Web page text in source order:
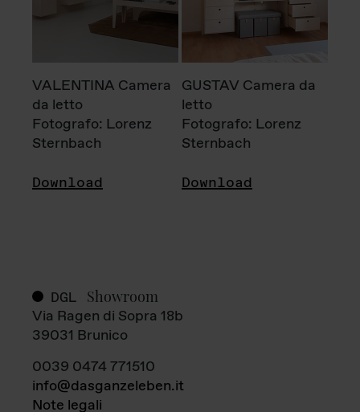
VALENTINA Camera
da letto
Fotografo: Lorenz
Sternbach
Download
GUSTAV Camera da
letto
Fotografo: Lorenz
Sternbach
Download
DGL Showroom
Via Ragen di Sopra 18b
39031 Brunico
0039 0474 771510
info@dasganzeleben.it
Note legali